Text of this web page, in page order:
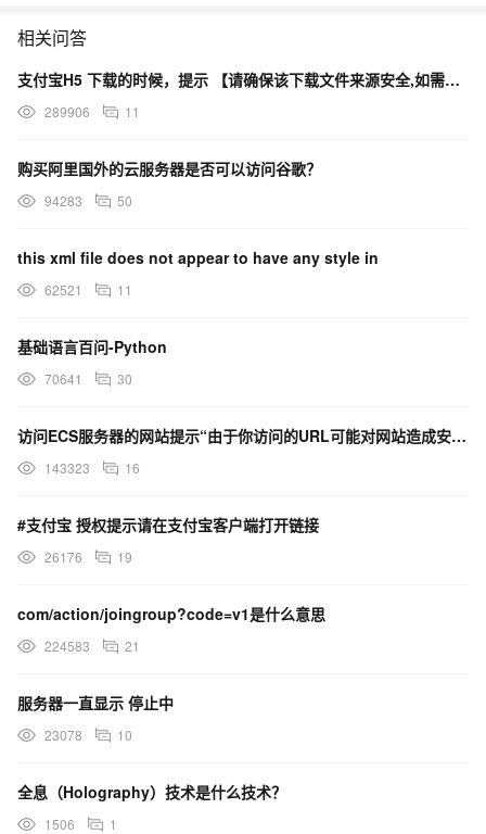
相关问答
支付宝H5 下载的时候，提示 【请确保该下载文件来源安全,如需浏览,请长按网址复制后使用浏览器访问】
289906 11
购买阿里国外的云服务器是否可以访问谷歌？
94283 50
this xml file does not appear to have any style in
62521 11
基础语言百问-Python
70641 30
访问ECS服务器的网站提示“由于你访问的URL可能对网站造成安全威胁，您的访问被阻断”，这是什么原因？
143323 16
#支付宝 授权提示请在支付宝客户端打开链接
26176 19
com/action/joingroup?code=v1是什么意思
224583 21
服务器一直显示 停止中
23078 10
全息（Holography）技术是什么技术？
1506 1